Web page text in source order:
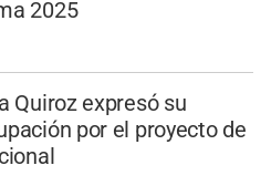
2025
Quiroz expresó su
por el proyecto de